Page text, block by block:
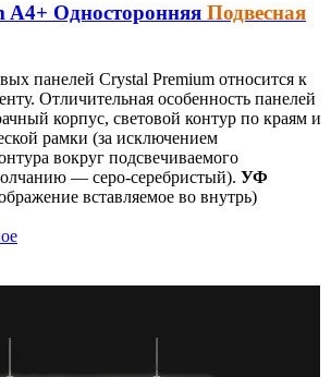
A4+ Односторонняя Подвесная
панелей Crystal Premium относится к
Отличительная особенность панелей
корпус, световой контур по краям и
рамки (за исключением
вокруг подсвечиваемого
— серо-серебристый). УФ
вставляемое во внутрь)